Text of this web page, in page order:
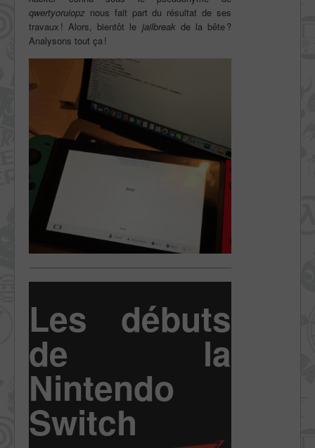
qwertyoruiopz nous fait part du résultat de ses
travaux ! Alors, bientôt le jailbreakde la bête ?
Analysons tout ça !
Les débuts
de la
Nintendo
Switch